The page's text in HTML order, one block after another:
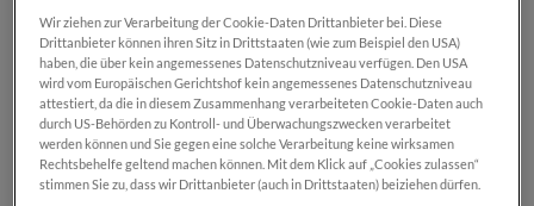
Sofort verfügbar, Lieferzeit: 2-5 Tage
Produkt Anzahl: Gib den gewünschten
In den Warenkorb
Zum Merkzettel hinzufügen
Produktnummer:SN00000767
Wir ziehen zur Verarbeitung der Cookie-Daten Drittanbieter bei. Diese
Drittanbieter können ihren Sitz in Drittstaaten (wie zum Beispiel den USA)
haben, die über kein angemessenes Datenschutzniveau verfügen. Den USA
wird vom Europäischen Gerichtshof kein angemessenes Datenschutzniveau
attestiert, da die in diesem Zusammenhang verarbeiteten Cookie-Daten auch
durch US-Behörden zu Kontroll- und Überwachungszwecken verarbeitet
werden können und Sie gegen eine solche Verarbeitung keine wirksamen
Rechtsbehelfe geltend machen können. Mit dem Klick auf „Cookies zulassen“
stimmen Sie zu, dass wir Drittanbieter (auch in Drittstaaten) beiziehen dürfen.